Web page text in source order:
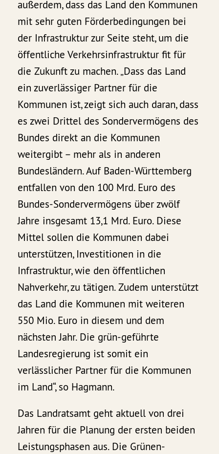
außerdem, dass das Land den Kommunen
mit sehr guten Förderbedingungen bei
der Infrastruktur zur Seite steht, um die
öffentliche Verkehrsinfrastruktur fit für
die Zukunft zu machen. „Dass das Land
ein zuverlässiger Partner für die
Kommunen ist, zeigt sich auch daran, dass
es zwei Drittel des Sondervermögens des
Bundes direkt an die Kommunen
weitergibt – mehr als in anderen
Bundesländern. Auf Baden-Württemberg
entfallen von den 100 Mrd. Euro des
Bundes-Sondervermögens über zwölf
Jahre insgesamt 13,1 Mrd. Euro. Diese
Mittel sollen die Kommunen dabei
unterstützen, Investitionen in die
Infrastruktur, wie den öffentlichen
Nahverkehr, zu tätigen. Zudem unterstützt
das Land die Kommunen mit weiteren
550 Mio. Euro in diesem und dem
nächsten Jahr. Die grün-geführte
Landesregierung ist somit ein
verlässlicher Partner für die Kommunen
im Land“, so Hagmann.
Das Landratsamt geht aktuell von drei
Jahren für die Planung der ersten beiden
Leistungsphasen aus. Die Grünen-